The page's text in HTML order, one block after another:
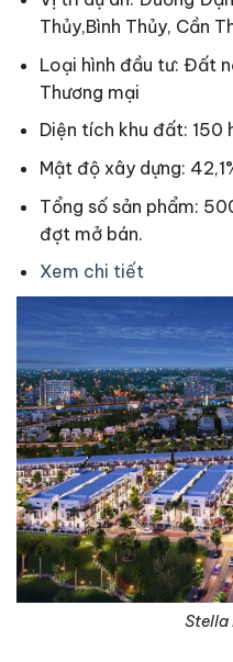
Thủy,Bình Thủy, Cần
Loại hình đầu tư: Đất
Thương mại
Diện tích khu đất: 150
Mật độ xây dựng:
Tổng số sản phẩm:
đợt mở bán.
Xem chi tiết
Stella